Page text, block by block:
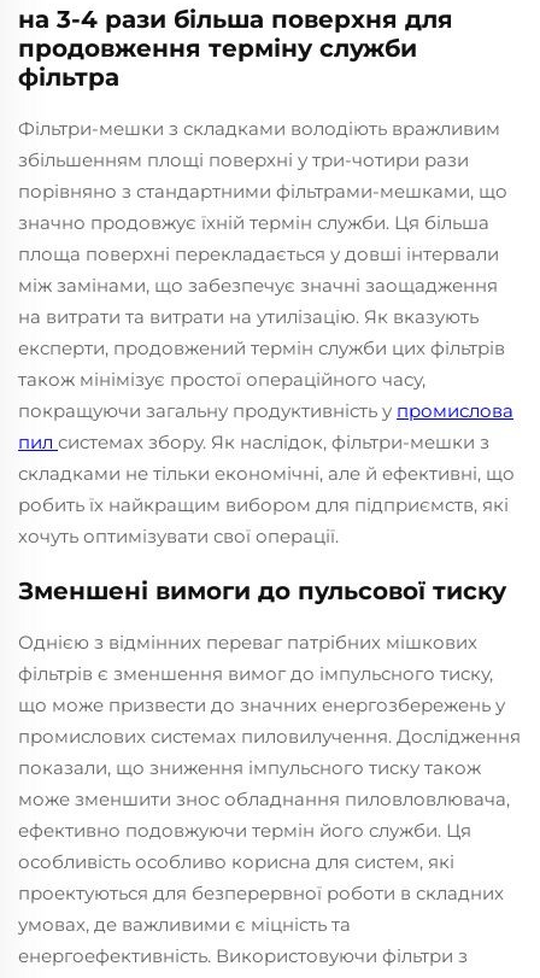
на 3-4 рази більша поверхня для
продовження терміну служби
фільтра
Фільтри-мешки з складками володіють вражливим
збільшенням площі поверхні у три-чотири рази
порівняно з стандартними фільтрами-мешками, що
значно продовжує їхній термін служби. Ця більша
площа поверхні перекладається у довші інтервали
між замінами, що забезпечує значні заощадження
на витрати та витрати на утилізацію. Як вказують
експерти, продовжений термін служби цих фільтрів
також мінімізує простої операційного часу,
покращуючи загальну продуктивність у промислова
пил системах збору. Як наслідок, фільтри-мешки з
складками не тільки економічні, але й ефективні, що
робить їх найкращим вибором для підприємств, які
хочуть оптимізувати свої операції.
Зменшені вимоги до пульсової тиску
Однією з відмінних переваг патрібних мішкових
фільтрів є зменшення вимог до імпульсного тиску,
що може призвести до значних енергозбережень у
промислових системах пиловилучення. Дослідження
показали, що зниження імпульсного тиску також
може зменшити знос обладнання пиловловлювача,
ефективно подовжуючи термін його служби. Ця
особливість особливо корисна для систем, які
проектуються для безперервної роботи в складних
умовах, де важливими є міцність та
енергоефективність. Використовуючи фільтри з